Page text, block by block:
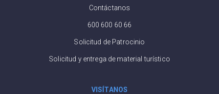
Contáctanos
600 600 60 66
Solicitud de Patrocinio
Solicitud y entrega de material turístico
VISÍTANOS